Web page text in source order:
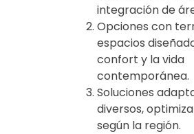
integración de
Opciones con
espacios
confort y la vida
contemporánea.
Soluciones
diversos,
según la región.